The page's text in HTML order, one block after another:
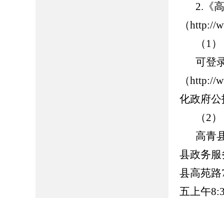
2. 《
（http://
（ 1
可登
（http://
化政府
（2
高青
县政务
县高苑路
五上午